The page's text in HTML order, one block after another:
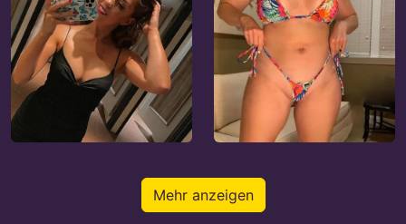
Mehr anzeigen